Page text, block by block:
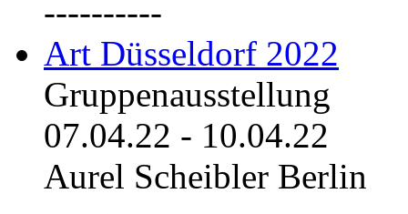
----------
Art Düsseldorf 2022
Gruppenausstellung
07.04.22 - 10.04.22
Aurel Scheibler Berlin